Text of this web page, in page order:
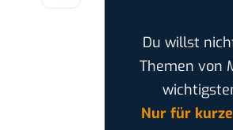
Du willst
Themen von
Nur für